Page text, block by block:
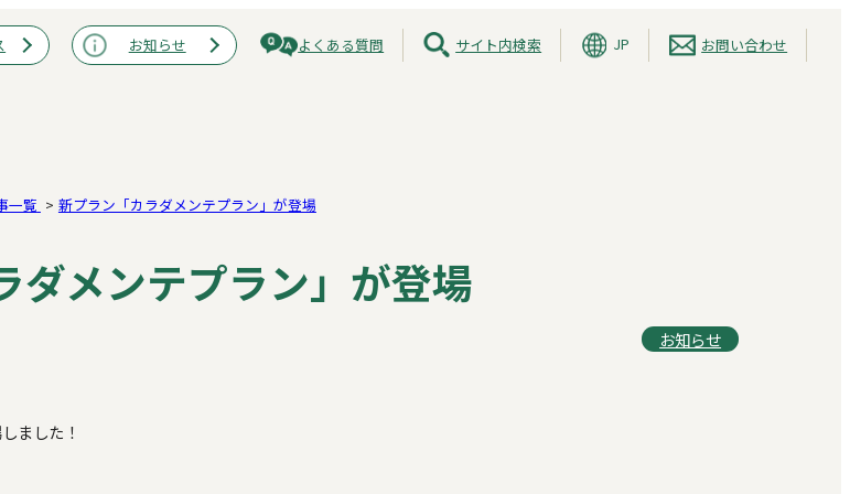
お知らせ よくある質問 サイト内検索 JP お問い合わせ
一覧 新プラン「カラダメンテプラン」が登場
ダメンテプラン」が登場
お知らせ
ました！